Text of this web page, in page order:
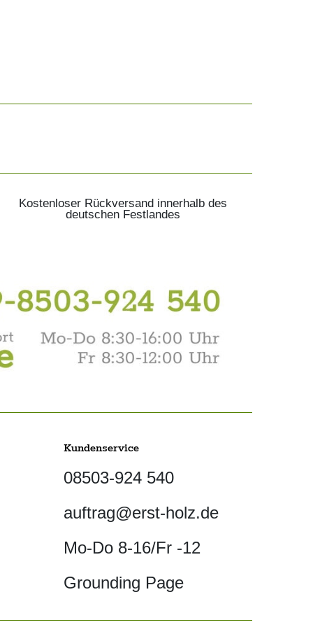
Kostenloser Rückversand innerhalb des
deutschen Festlandes
Kundenservice
08503-924 540
auftrag@erst-holz.de
Mo-Do 8-16/Fr -12
Grounding Page